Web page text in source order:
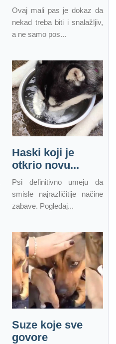
Ovaj mali pas je dokaz da
nekad treba biti i snalažljiv,
a ne samo pos...
Haski koji je
otkrio novu...
Psi definitivno umeju da
smisle najrazličitije načine
zabave. Pogledaj...
Suze koje sve
govore